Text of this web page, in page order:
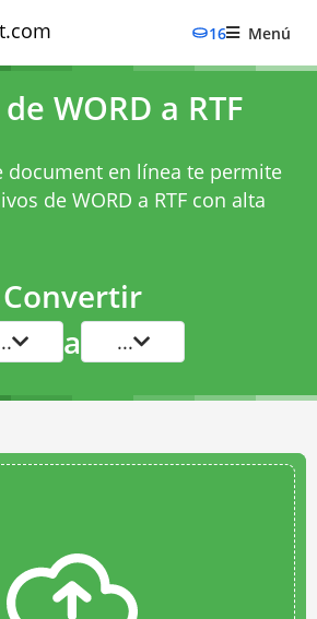
16 Menú
WORD a RTF
document en línea te permite
de WORD a RTF con alta
Convertir
a ...